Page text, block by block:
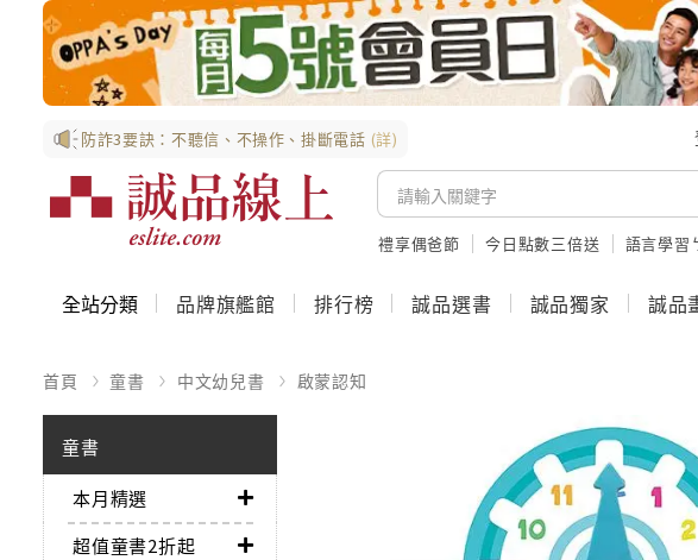
防詐3要訣：不聽信、不操作、掛斷電話 (詳)
禮享偶爸節 今日點數三倍送 語言學習
全站分類 品牌旗艦館 排行榜 誠品選書 誠品獨家 誠品
首頁 童書 中文幼兒書 啟蒙認知
童書
本月精選
超值童書2折起